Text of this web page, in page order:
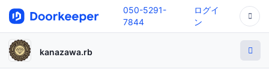
050-5291-
7844
ログイ
ン
kanazawa.rb